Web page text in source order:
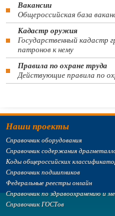
Вакансии
Общероссийская база
Кадастр оружия
Государственный кадастр
патронов к нему
Правила по охране труда
Действующие правила по
Наши проекты
Справочник оборудования
Справочник содержания
Коды общероссийских
Справочник подшипников
Федеральные реестры онлайн
Справочник по здравоохранению и
Справочник ГОСТов